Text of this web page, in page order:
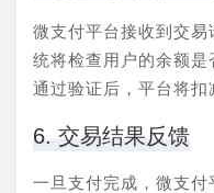
微支付平台接收到交
统将检查用户的余额
通过验证后，平台将扣
6. 交易结果反馈
一旦支付完成，微支